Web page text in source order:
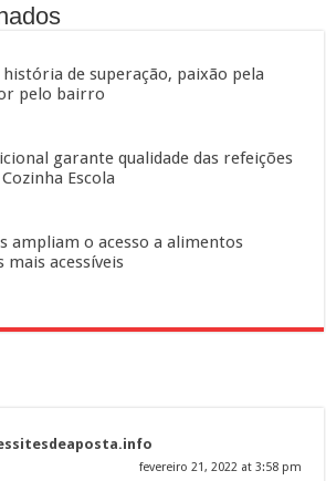
de superação, paixão pela
pelo bairro
garante qualidade das refeições
Escola
ampliam o acesso a alimentos
mais acessíveis
fevereiro 21, 2022 at 3:58 pm